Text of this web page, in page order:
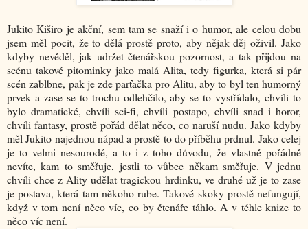
Jukito Kiširo je akční, sem tam se snaží i o humor, ale celou dobu
jsem měl pocit, že to dělá prostě proto, aby nějak děj oživil. Jako
kdyby nevěděl, jak udržet čtenářskou pozornost, a tak přijdou na
scénu takové pitominky jako malá Alita, tedy figurka, která si pár
scén zablbne, pak je zde parťačka pro Alitu, aby to byl ten humorný
prvek a zase se to trochu odlehčilo, aby se to vystřídalo, chvíli to
bylo dramatické, chvíli sci-fi, chvíli postapo, chvíli snad i horor,
chvíli fantasy, prostě pořád dělat něco, co naruší nudu. Jako kdyby
měl Jukito najednou nápad a prostě to do příběhu prdnul. Jako celej
je to velmi nesourodé, a to i z toho důvodu, že vlastně pořádně
nevíte, kam to směřuje, jestli to vůbec někam směřuje. V jednu
chvíli chce z Ality udělat tragickou hrdinku, ve druhé už je to zase
je postava, která tam někoho rube. Takové skoky prostě nefungují,
když v tom není něco víc, co by čtenáře táhlo. A v téhle knize to
něco víc není.